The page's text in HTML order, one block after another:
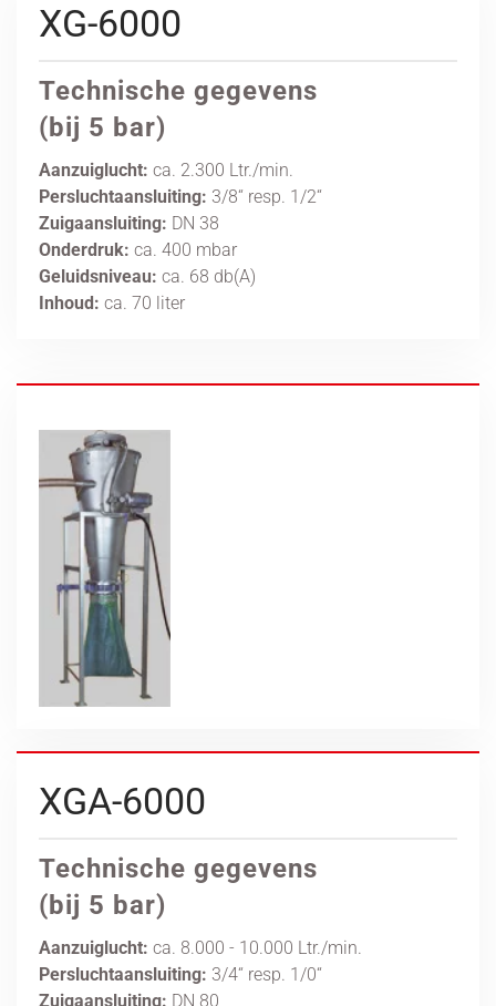
XG-6000
Technische gegevens
(bij 5 bar)
Aanzuiglucht: ca. 2.300 Ltr./min.
Persluchtaansluiting: 3/8“ resp. 1/2“
Zuigaansluiting: DN 38
Onderdruk: ca. 400 mbar
Geluidsniveau: ca. 68 db(A)
Inhoud: ca. 70 liter
XGA-6000
Technische gegevens
(bij 5 bar)
Aanzuiglucht: ca. 8.000 - 10.000 Ltr./min.
Persluchtaansluiting: 3/4“ resp. 1/0“
Zuigaansluiting: DN 80